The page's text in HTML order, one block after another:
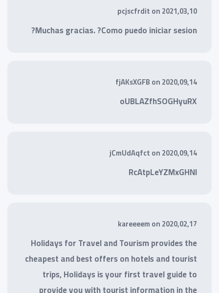
pcjscfrditon2021,03,10
Muchas gracias. ?Como puedo iniciar sesion?
fjAKsXGFBon2020,09,14
oUBLAZfhSOGHyuRX
jCmUdAqfcton2020,09,14
RcAtpLeYZMxGHNl
kareeeemon2020,02,17
Holidays for Travel and Tourism provides the
cheapest and best offers on hotels and tourist
trips, Holidays is your first travel guide to